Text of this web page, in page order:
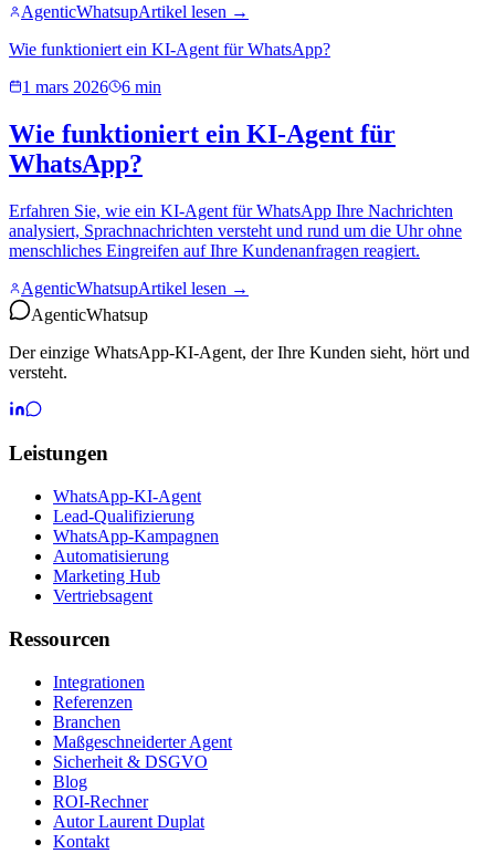
AgenticWhatsupArtikel lesen →
Wie funktioniert ein KI-Agent für WhatsApp?
1 mars 2026
6 min
Wie funktioniert ein KI-Agent für
WhatsApp?
Erfahren Sie, wie ein KI-Agent für WhatsApp Ihre Nachrichten
analysiert, Sprachnachrichten versteht und rund um die Uhr ohne
menschliches Eingreifen auf Ihre Kundenanfragen reagiert.
AgenticWhatsupArtikel lesen →
AgenticWhatsup
Der einzige WhatsApp-KI-Agent, der Ihre Kunden sieht, hört und
versteht.
Leistungen
WhatsApp-KI-Agent
Lead-Qualifizierung
WhatsApp-Kampagnen
Automatisierung
Marketing Hub
Vertriebsagent
Ressourcen
Integrationen
Referenzen
Branchen
Maßgeschneiderter Agent
Sicherheit & DSGVO
Blog
ROI-Rechner
Autor Laurent Duplat
Kontakt